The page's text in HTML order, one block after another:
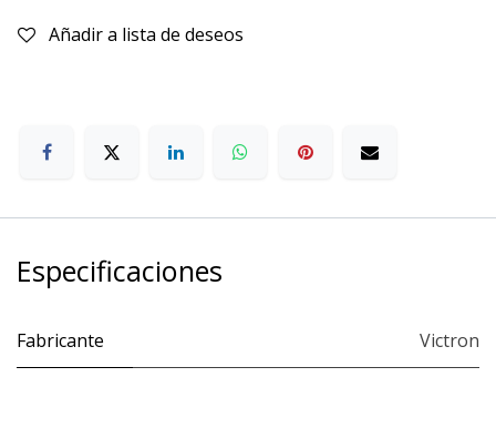
Añadir a lista de deseos
Especificaciones
Fabricante Victron